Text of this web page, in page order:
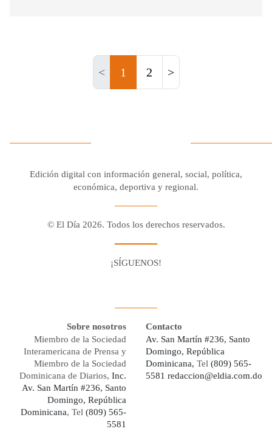
< 1 2 >
Edición digital con información general, social, política,
económica, deportiva y regional.
© El Día 2026. Todos los derechos reservados.
¡SÍGUENOS!
Sobre nosotros
Miembro de la Sociedad
Interamericana de Prensa y
Miembro de la Sociedad
Dominicana de Diarios, Inc.
Av. San Martín #236, Santo
Domingo, República
Dominicana, Tel (809) 565-
5581
Contacto
Av. San Martín #236, Santo
Domingo, República
Dominicana, Tel (809) 565-
5581 redaccion@eldia.com.do